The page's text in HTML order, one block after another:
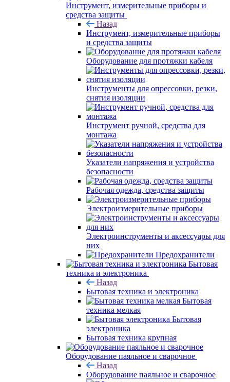
Инструмент, измерительные приборы и
средства защиты
Назад
Инструмент, измерительные приборы
и средства защиты
Оборудование для протяжки кабеля
Инструменты для опрессовки, резки,
снятия изоляции
Инструмент ручной, средства для
монтажа
Указатели напряжения и устройства
безопасности
Рабочая одежда, средства защиты
Электроизмерительные приборы
Электроинструменты и аксессуары для
них
Предохранители
Бытовая
техника и электроника
Назад
Бытовая техника и электроника
Бытовая
техника мелкая
Бытовая
электроника
Бытовая техника крупная
Оборудование паяльное и сварочное
Назад
Оборудование паяльное и сварочное